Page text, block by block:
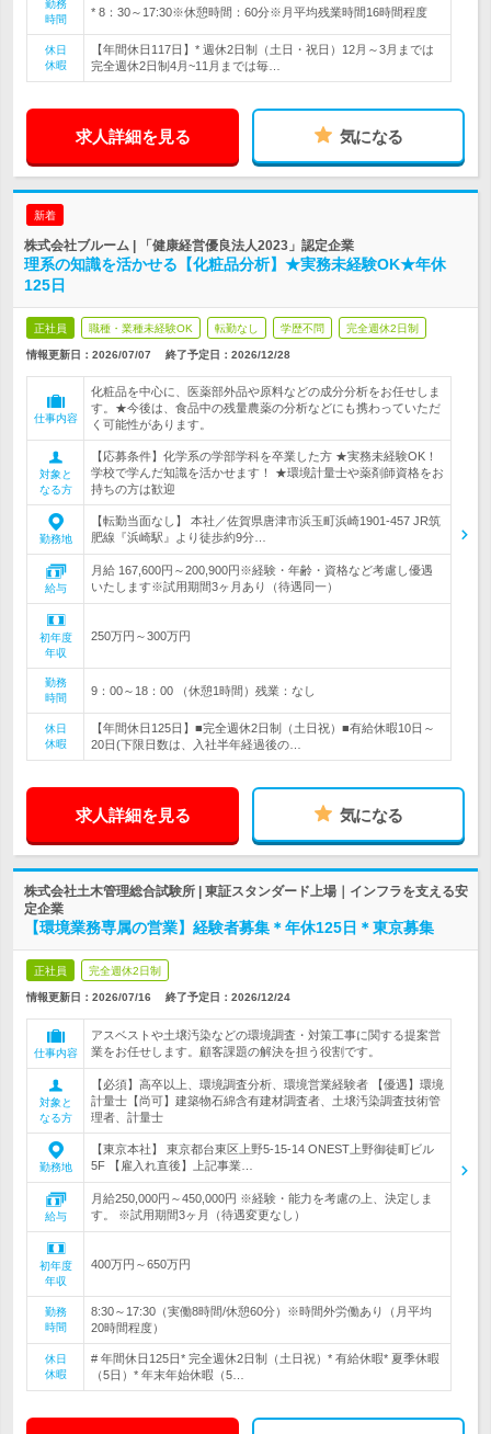
勤務
時間
* 8：30～17:30※休憩時間：60分※月平均残業時間16時間程度
休日
休暇
【年間休日117日】* 週休2日制（土日・祝日）12月～3月までは
完全週休2日制4月~11月までは毎…
求人詳細を見る 気になる
新着
株式会社ブルーム | 「健康経営優良法人2023」認定企業
理系の知識を活かせる【化粧品分析】★実務未経験OK★年休
125日
正社員 職種・業種未経験OK 転勤なし 学歴不問 完全週休2日制
情報更新日：2026/07/07 終了予定日： 2026/12/28
仕事内容
化粧品を中心に、医薬部外品や原料などの成分分析をお任せしま
す。★今後は、食品中の残量農薬の分析などにも携わっていただ
く可能性があります。
対象と
なる方
【応募条件】化学系の学部学科を卒業した方 ★実務未経験OK！
学校で学んだ知識を活かせます！ ★環境計量士や薬剤師資格をお
持ちの方は歓迎
勤務地
【転勤当面なし】 本社／佐賀県唐津市浜玉町浜崎1901-457 JR筑
肥線『浜崎駅』より徒歩約9分…
給与
月給 167,600円～200,900円※経験・年齢・資格など考慮し優遇
いたします※試用期間3ヶ月あり（待遇同一）
初年度
年収
250万円～300万円
勤務
時間
9：00～18：00 （休憩1時間）残業：なし
休日
休暇
【年間休日125日】■完全週休2日制（土日祝）■有給休暇10日～
20日(下限日数は、入社半年経過後の…
求人詳細を見る 気になる
株式会社土木管理総合試験所 | 東証スタンダード上場｜インフラを支える安
定企業
【環境業務専属の営業】経験者募集＊年休125日＊東京募集
正社員 完全週休2日制
情報更新日：2026/07/16 終了予定日： 2026/12/24
仕事内容
アスベストや土壌汚染などの環境調査・対策工事に関する提案営
業をお任せします。顧客課題の解決を担う役割です。
対象と
なる方
【必須】高卒以上、環境調査分析、環境営業経験者 【優遇】環境
計量士【尚可】建築物石綿含有建材調査者、土壌汚染調査技術管
理者、計量士
勤務地
【東京本社】 東京都台東区上野5-15-14 ONEST上野御徒町ビル
5F 【雇入れ直後】上記事業…
給与
月給250,000円～450,000円 ※経験・能力を考慮の上、決定しま
す。 ※試用期間3ヶ月（待遇変更なし）
初年度
年収
400万円～650万円
勤務
時間
8:30～17:30（実働8時間/休憩60分）※時間外労働あり（月平均
20時間程度）
休日
休暇
# 年間休日125日* 完全週休2日制（土日祝）* 有給休暇* 夏季休暇
（5日）* 年末年始休暇（5…